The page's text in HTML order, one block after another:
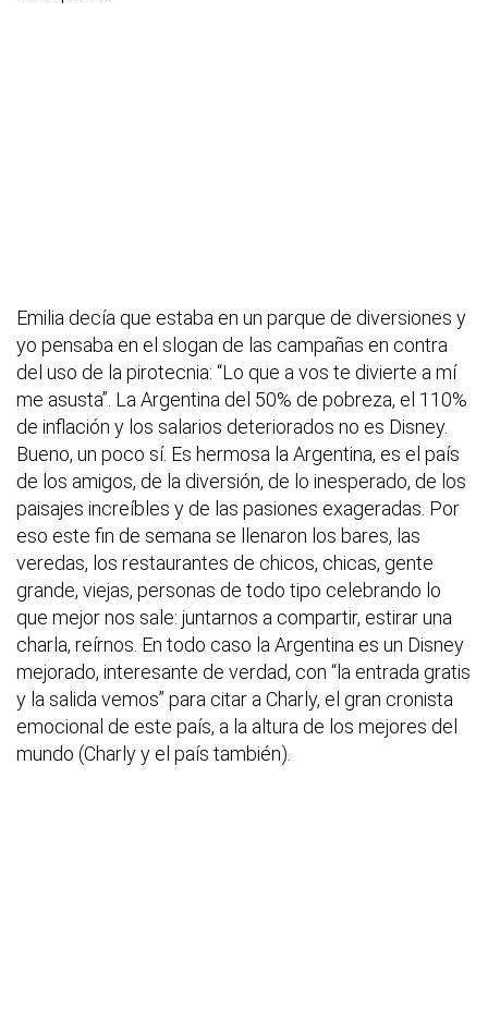
Emilia decía que estaba en un parque de diversiones y
yo pensaba en el slogan de las campañas en contra
del uso de la pirotecnia: “Lo que a vos te divierte a mí
me asusta”. La Argentina del 50% de pobreza, el 110%
de inflación y los salarios deteriorados no es Disney.
Bueno, un poco sí. Es hermosa la Argentina, es el país
de los amigos, de la diversión, de lo inesperado, de los
paisajes increíbles y de las pasiones exageradas. Por
eso este fin de semana se llenaron los bares, las
veredas, los restaurantes de chicos, chicas, gente
grande, viejas, personas de todo tipo celebrando lo
que mejor nos sale: juntarnos a compartir, estirar una
charla, reírnos. En todo caso la Argentina es un Disney
mejorado, interesante de verdad, con “la entrada gratis
y la salida vemos” para citar a Charly, el gran cronista
emocional de este país, a la altura de los mejores del
mundo (Charly y el país también).